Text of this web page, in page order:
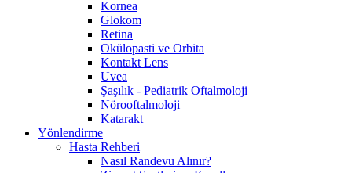
Kornea
Glokom
Retina
Okülopasti ve Orbita
Kontakt Lens
Uvea
Şaşılık - Pediatrik Oftalmoloji
Nörooftalmoloji
Katarakt
Yönlendirme
Hasta Rehberi
Nasıl Randevu Alınır?